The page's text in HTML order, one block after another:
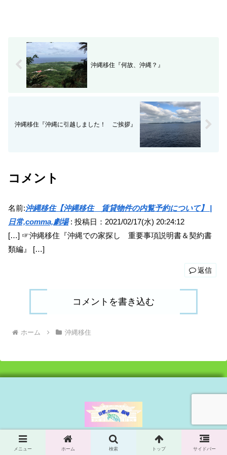
沖縄移住『何故、沖縄？』
沖縄移住『沖縄に引越しました！ ご挨拶』
コメント
名前:沖縄移住【沖縄移住 賃貸物件の内覧予約について】 |
日常,comma,劇場: 投稿日：2021/02/17(水) 20:24:12
[…] ☞沖縄移住『沖縄での家探し 重要事項説明書＆契約書
類編』 […]
返信
コメントを書き込む
ホーム 沖縄移住
ホーム
プロフィール
相互リンク
お問い合わせ
メニュー ホーム 検索 トップ サイドバー